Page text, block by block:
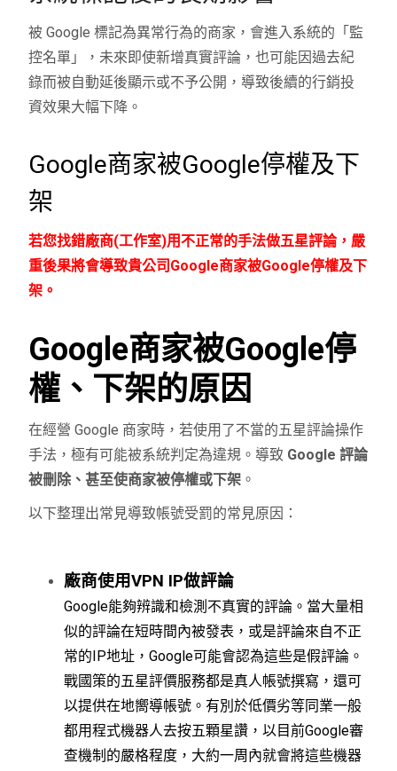
被 Google 標記為異常行為的商家，會進入系統的「監
控名單」，未來即使新增真實評論，也可能因過去紀
錄而被自動延後顯示或不予公開，導致後續的行銷投
資效果大幅下降。
Google商家被Google停權及下
架
若您找錯廠商(工作室)用不正常的手法做五星評論，嚴
重後果將會導致貴公司Google商家被Google停權及下
架。
Google商家被Google停
權、下架的原因
在經營 Google 商家時，若使用了不當的五星評論操作
手法，極有可能被系統判定為違規。導致 Google 評論
被刪除、甚至使商家被停權或下架 。
以下整理出常見導致帳號受罰的常見原因：
廠商使用VPN IP做評論
Google能夠辨識和檢測不真實的評論。當大量相
似的評論在短時間內被發表，或是評論來自不正
常的IP地址，Google可能會認為這些是假評論。
戰國策的五星評價服務都是真人帳號撰寫，還可
以提供在地嚮導帳號。有別於低價劣等同業一般
都用程式機器人去按五顆星讚，以目前Google審
查機制的嚴格程度，大約一周內就會將這些機器